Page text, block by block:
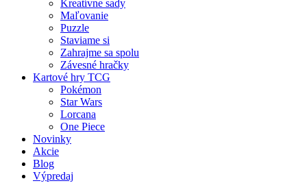
Kreatívne sady
Maľovanie
Puzzle
Staviame si
Zahrajme sa spolu
Závesné hračky
Kartové hry TCG
Pokémon
Star Wars
Lorcana
One Piece
Novinky
Akcie
Blog
Výpredaj